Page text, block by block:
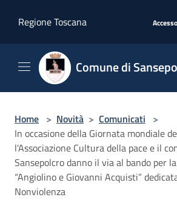
Regione Toscana
Comune di
Home > Novità > Comunicati >
In occasione della Giornata mondiale
l'Associazione Cultura della pace e il
Sansepolcro danno il via al bando per
“Angiolino e Giovanni Acquisti”
Nonviolenza